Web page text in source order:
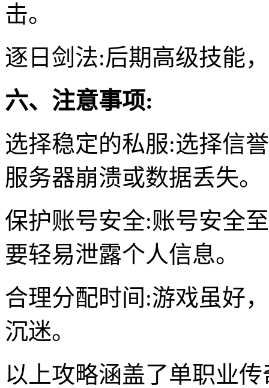
击。
逐日剑法:后期高级技能
六、注意事项:
选择稳定的私服:选择信
服务器崩溃或数据丢失。
保护账号安全:账号安全
要轻易泄露个人信息。
合理分配时间:游戏虽好
沉迷。
以上攻略涵盖了单职业